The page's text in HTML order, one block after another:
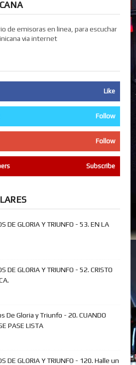
de emisoras en linea, para escuchar
via internet
Like
Follow
Follow
Subscribe
DE GLORIA Y TRIUNFO - 53. EN LA
DE GLORIA Y TRIUNFO - 52. CRISTO
De Gloria y Triunfo - 20. CUANDO
PASE LISTA
DE GLORIA Y TRIUNFO - 120. Halle un